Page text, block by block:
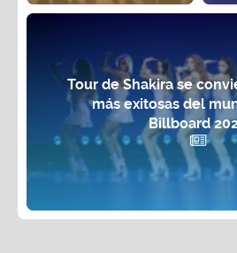
Tour de Shakira se
más exitosas del
Billboard